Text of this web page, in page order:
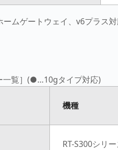
ムゲートウェイ、v6プラス
一覧］(●…10gタイプ対応)
機種
RT-S300シリ